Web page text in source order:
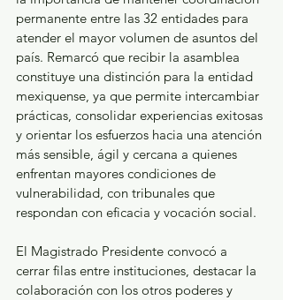
permanente entre las 32 entidades para
atender el mayor volumen de asuntos del
país. Remarcó que recibir la asamblea
constituye una distinción para la entidad
mexiquense, ya que permite intercambiar
prácticas, consolidar experiencias exitosas
y orientar los esfuerzos hacia una atención
más sensible, ágil y cercana a quienes
enfrentan mayores condiciones de
vulnerabilidad, con tribunales que
respondan con eficacia y vocación social.
El Magistrado Presidente convocó a
cerrar filas entre instituciones, destacar la
colaboración con los otros poderes y